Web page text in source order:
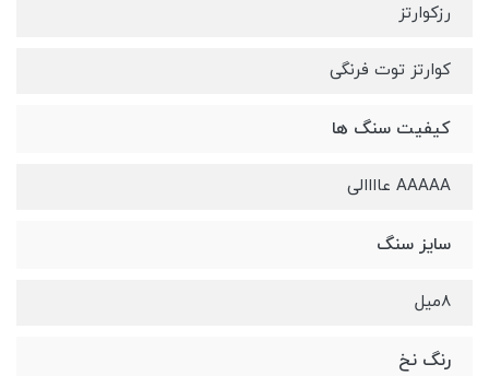
رزکوارتز
کوارتز توت فرنگی
کیفیت سنگ ها
AAAAA عاااالی
سایز سنگ
۸میل
رنگ نخ